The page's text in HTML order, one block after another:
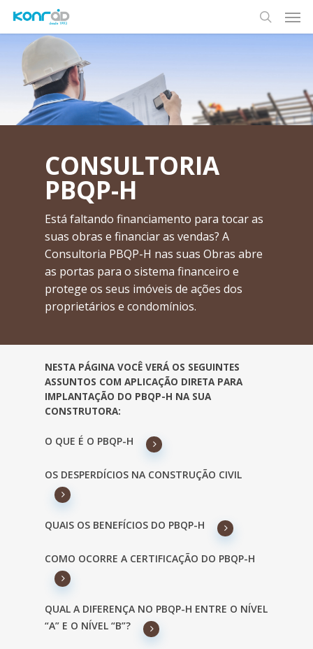
Skip
content
search
CONSULTORIA
PBQP-H
Está faltando financiamento para tocar as
suas obras e financiar as vendas? A
Consultoria PBQP-H nas suas Obras abre
as portas para o sistema financeiro e
protege os seus imóveis de ações dos
proprietários e condomínios.
NESTA PÁGINA VOCÊ VERÁ OS SEGUINTES
ASSUNTOS COM APLICAÇÃO DIRETA PARA
IMPLANTAÇÃO DO PBQP-H NA SUA
CONSTRUTORA:
O QUE É O PBQP-H
OS DESPERDÍCIOS NA CONSTRUÇÃO CIVIL
QUAIS OS BENEFÍCIOS DO PBQP-H
COMO OCORRE A CERTIFICAÇÃO DO PBQP-H
QUAL A DIFERENÇA NO PBQP-H ENTRE O NÍVEL
“A” E O NÍVEL “B”?